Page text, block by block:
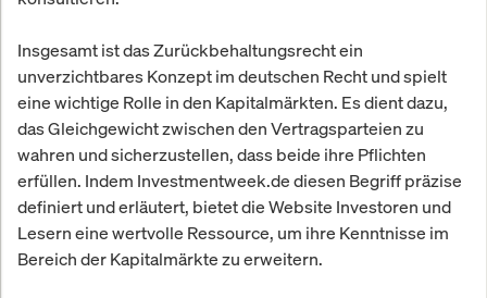
Insgesamt ist das Zurückbehaltungsrecht ein
unverzichtbares Konzept im deutschen Recht und spielt
eine wichtige Rolle in den Kapitalmärkten. Es dient dazu,
das Gleichgewicht zwischen den Vertragsparteien zu
wahren und sicherzustellen, dass beide ihre Pflichten
erfüllen. Indem Investmentweek.de diesen Begriff präzise
definiert und erläutert, bietet die Website Investoren und
Lesern eine wertvolle Ressource, um ihre Kenntnisse im
Bereich der Kapitalmärkte zu erweitern.